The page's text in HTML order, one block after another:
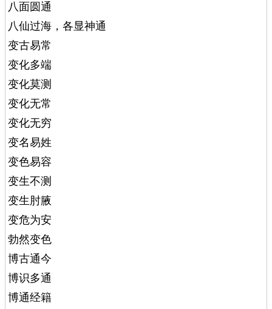
八面圆通
八仙过海，各显神通
变古易常
变化多端
变化莫测
变化无常
变化无穷
变名易姓
变色易容
变生不测
变生肘腋
变危为安
勃然变色
博古通今
博识多通
博通经籍